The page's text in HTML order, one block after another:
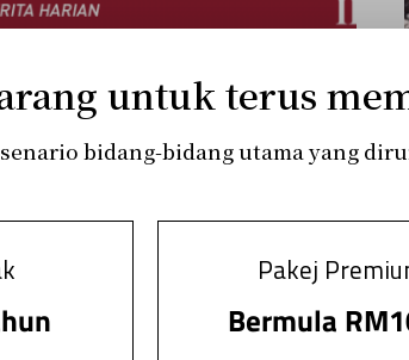
level=”1″] RADAR EDISI 9912 Dis 2019 -
pemutus undang-undang…
Read More
untuk terus
bidang-bidang utama yang
Pakej
Bermula